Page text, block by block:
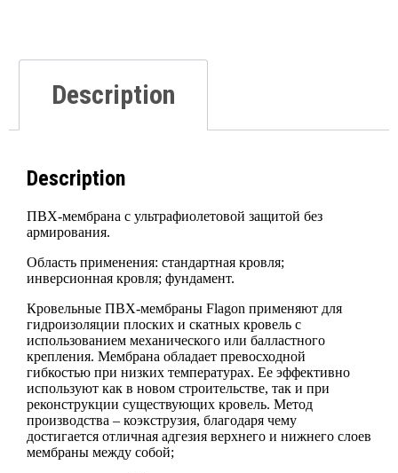
Description
Description
ПВХ-мембрана с ультрафиолетовой защитой без
армирования.
Область применения: стандартная кровля;
инверсионная кровля; фундамент.
Кровельные ПВХ-мембраны Flagon применяют для
гидроизоляции плоских и скатных кровель с
использованием механического или балластного
крепления. Мембрана обладает превосходной
гибкостью при низких температурах. Ее эффективно
используют как в новом строительстве, так и при
реконструкции существующих кровель. Метод
производства – коэкструзия, благодаря чему
достигается отличная адгезия верхнего и нижнего слоев
мембраны между собой;